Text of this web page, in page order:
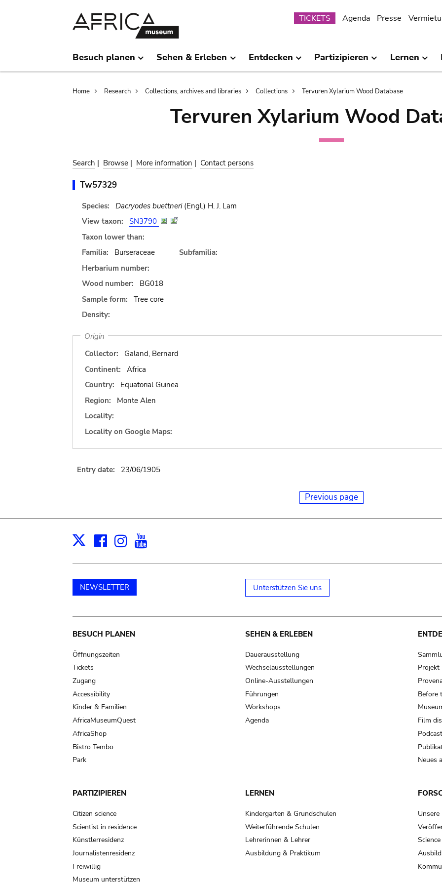
Submenu
TICKETS Agenda Presse
Besuch planen Sehen & Erleben Entdecken Partizipieren Lernen
Breadcrumb
Home Research Collections, archives and libraries Collections Tervuren Xylarium Wood Database
Tervuren Xylarium Wood
Search | Browse | More information | Contact persons
Tw57329
Species: Dacryodes buettneri(Engl.) H. J. Lam
View taxon:
SN3790
Taxon lower than:
Familia:
Burseraceae
Subfamilia:
Herbarium number:
Wood number:
BG018
Sample form:
Tree core
Density:
Origin
Collector:
Galand, Bernard
Continent:
Africa
Country:
Equatorial Guinea
Region:
Monte Alen
Locality:
Locality on Google Maps:
Entry date: 23/06/1905
Previous page
X Facebook
Instagram
NEWSLETTER Unterstützen Sie uns
Main
navigation
BESUCH PLANEN
Öffnungszeiten
Tickets
Zugang
Accessibility
Kinder & Familien
AfricaMuseumQuest
AfricaShop
Bistro Tembo
Park
SEHEN & ERLEBEN
Dauerausstellung
Wechselausstellungen
Online-Ausstellungen
Führungen
Workshops
Agenda
Projekt
Before
Film
Neues
PARTIZIPIEREN
Citizen science
Scientist in residence
Künstlerresidenz
Journalistenresidenz
Freiwillig
Museum unterstützen
LERNEN
Kindergarten & Grundschulen
Weiterführende Schulen
Lehrerinnen & Lehrer
Ausbildung & Praktikum